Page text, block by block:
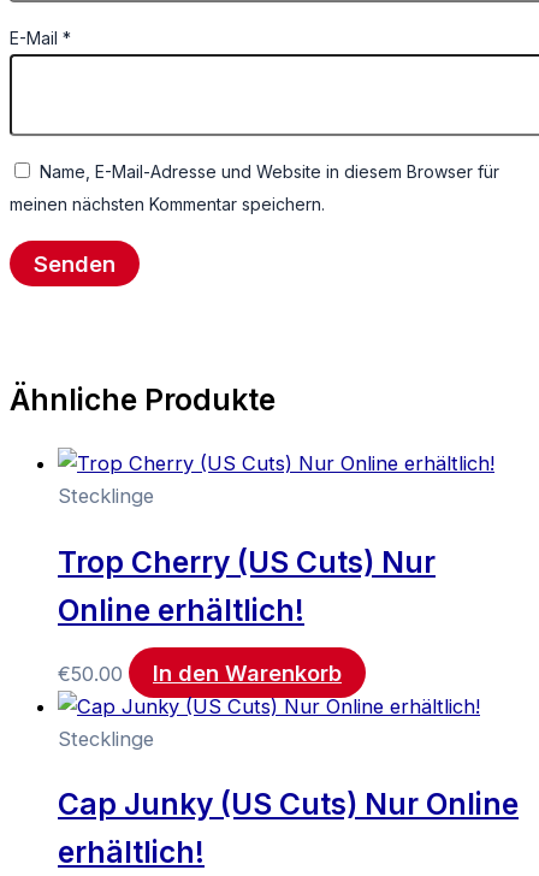
E-Mail *
Name, E-Mail-Adresse und Website in diesem Browser für
meinen nächsten Kommentar speichern.
Ähnliche Produkte
Stecklinge
Trop Cherry (US Cuts) Nur
Online erhältlich!
€50.00 In den Warenkorb
Stecklinge
Cap Junky (US Cuts) Nur Online
erhältlich!